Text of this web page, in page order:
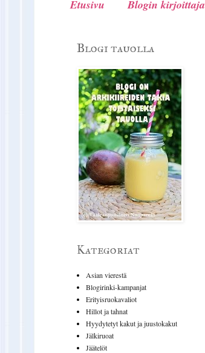
Etusivu Blogin kirjoittaja
Blogi tauolla
Kategoriat
Asian vierestä
Blogirinki-kampanjat
Erityisruokavaliot
Hillot ja tahnat
Hyydytetyt kakut ja juustokakut
Jälkiruoat
Jäätelöt